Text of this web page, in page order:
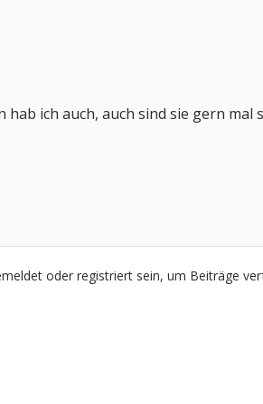
ich auch, auch sind sie gern mal
oder registriert sein, um Beiträge